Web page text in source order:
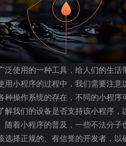
使用的一种工具，给人们的生
小程序的过程中，我们需要注意
操作系统的存在，不同的小程序
我们的设备是否支持该小程序，
着小程序的普及，一些不法分子
择正规的、有信誉的开发者，